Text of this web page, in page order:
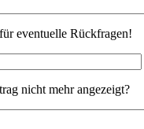
eventuelle Rückfragen!
nicht mehr angezeigt?